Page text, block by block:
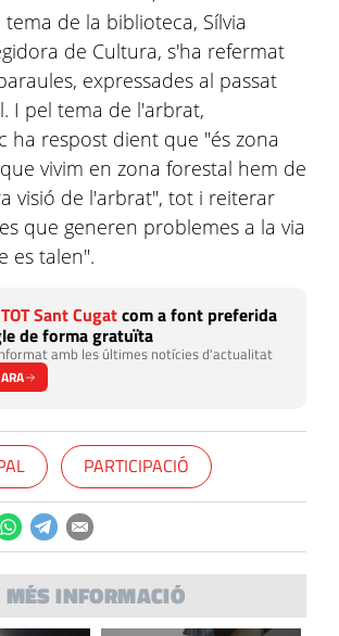
de la biblioteca, Sílvia
de Cultura, s'ha refermat
expressades al passat
I pel tema de l'arbrat,
ha respost dient que "és zona
vivim en zona forestal hem de
visió de l'arbrat", tot i reiterar
que generen problemes a la via
es talen".
TOT Sant Cugatcom a font preferida
de forma gratuïta
amb les últimes notícies d'actualitat
PARTICIPACIÓ
MÉS INFORMACIÓ